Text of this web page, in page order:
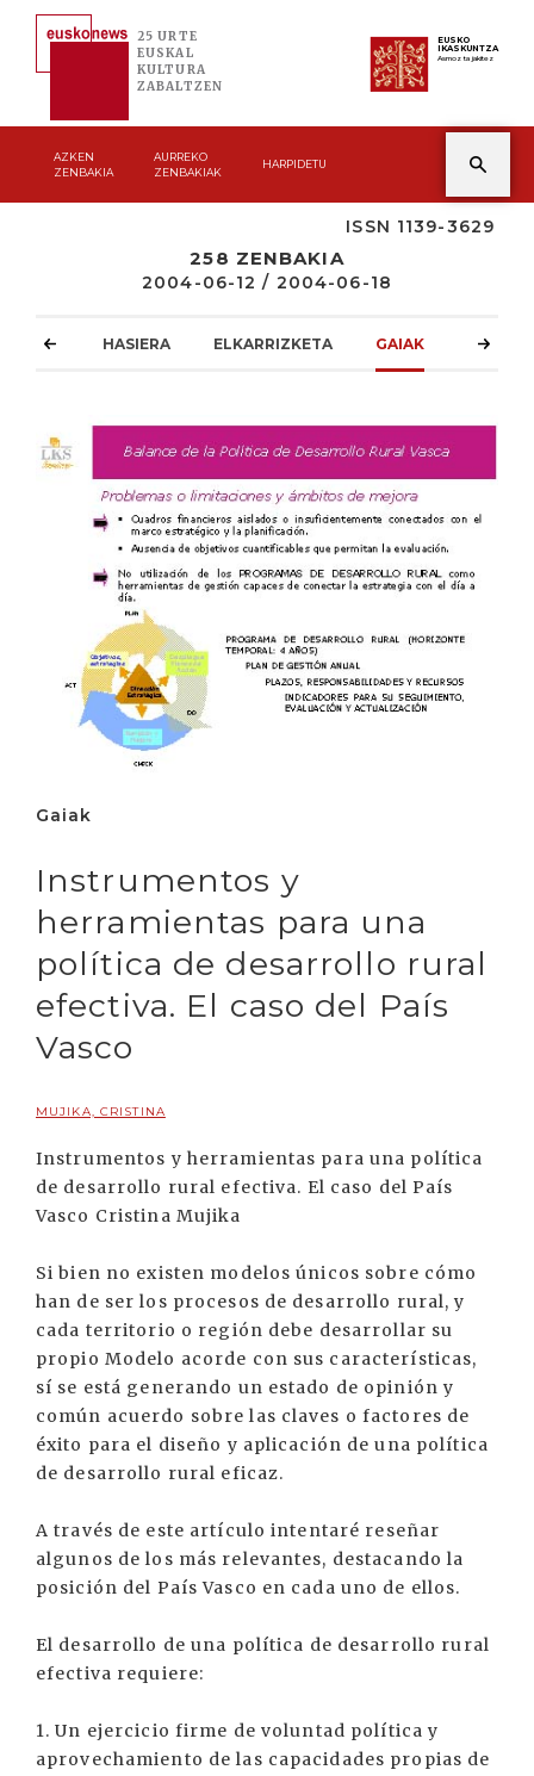
25 URTE
EUSKAL
KULTURA
ZABALTZEN
EUSKO
IKASKUNTZA
Asmoz ta jakitez
AZKEN
ZENBAKIA
AURREKO
ZENBAKIAK
HARPIDETU
ISSN 1139-3629
258 ZENBAKIA
2004-06-12 / 2004-06-18
HASIERA ELKARRIZKETA GAIAK
Gaiak
Instrumentos y
herramientas para una
política de desarrollo rural
efectiva. El caso del País
Vasco
MUJIKA, CRISTINA
Instrumentos y herramientas para una política
de desarrollo rural efectiva. El caso del País
Vasco Cristina Mujika
Si bien no existen modelos únicos sobre cómo
han de ser los procesos de desarrollo rural, y
cada territorio o región debe desarrollar su
propio Modelo acorde con sus características,
sí se está generando un estado de opinión y
común acuerdo sobre las claves o factores de
éxito para el diseño y aplicación de una política
de desarrollo rural eficaz.
A través de este artículo intentaré reseñar
algunos de los más relevantes, destacando la
posición del País Vasco en cada uno de ellos.
El desarrollo de una política de desarrollo rural
efectiva requiere:
1. Un ejercicio firme de voluntad política y
aprovechamiento de las capacidades propias de